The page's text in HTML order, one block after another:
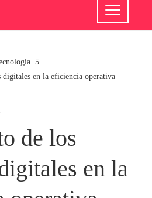
en la eficiencia operativa
de los
en la